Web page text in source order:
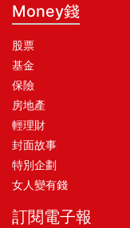
Money錢
股票
基金
保險
房地產
輕理財
封面故事
特別企劃
女人變有錢
訂閱電子報